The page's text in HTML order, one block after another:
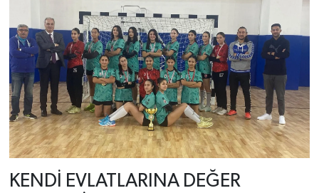
KENDİ EVLATLARINA DEĞER